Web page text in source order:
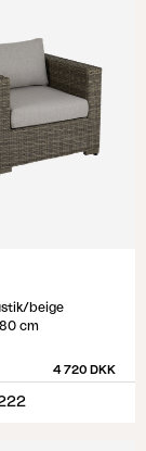
beige
cm
4 720 DKK